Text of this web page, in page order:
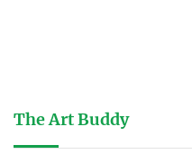
The Art Buddy